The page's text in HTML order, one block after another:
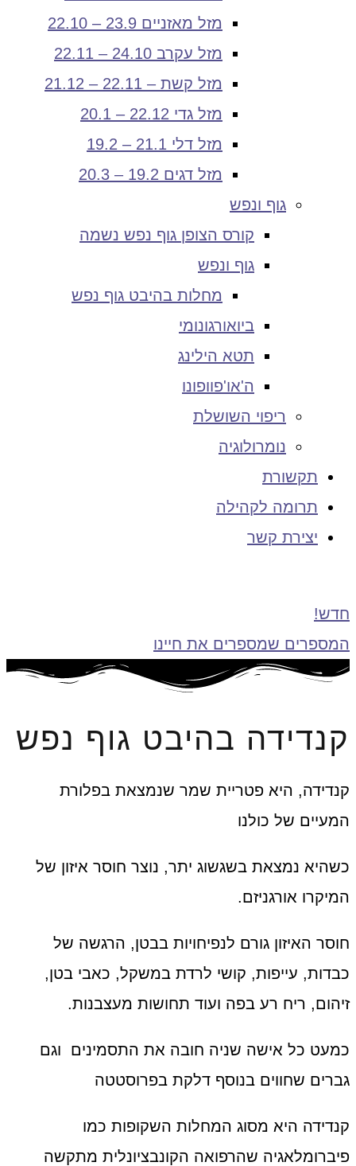
מזל מאזניים 23.9 – 22.10
מזל עקרב 24.10 – 22.11
מזל קשת – 22.11 – 21.12
מזל גדי 22.12 – 20.1
מזל דלי 21.1 – 19.2
מזל דגים 19.2 – 20.3
גוף ונפש
קורס הצופן גוף נפש נשמה
גוף ונפש
מחלות בהיבט גוף נפש
ביואורגונומי
תטא הילינג
ה'או'פוופונו
ריפוי השושלת
נומרולוגיה
תקשורת
תרומה לקהילה
יצירת קשר
חדש!
המספרים שמספרים את חיינו
קנדידה בהיבט גוף נפש
קנדידה, היא פטריית שמר שנמצאת בפלורת
המעיים של כולנו
כשהיא נמצאת בשגשוג יתר, נוצר חוסר איזון של
המיקרו אורגניזם.
חוסר האיזון גורם לנפיחויות בבטן, הרגשה של
כבדות, עייפות, קושי לרדת במשקל, כאבי בטן,
זיהום, ריח רע בפה ועוד תחושות מעצבנות.
כמעט כל אישה שניה חובה את התסמינים וגם
גברים שחווים בנוסף דלקת בפרוסטטה
קנדידה היא מסוג המחלות השקופות כמו
פיברומלאגיה שהרפואה הקונבציונלית מתקשה